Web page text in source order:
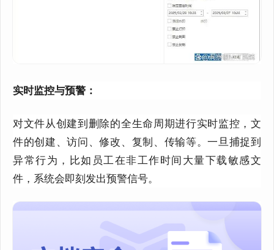
实时监控与预警：
对文件从创建到删除的全生命周期进行实时监控，文
件的创建、访问、修改、复制、传输等。一旦捕捉到
异常行为，比如员工在非工作时间大量下载敏感文
件，系统会即刻发出预警信号。